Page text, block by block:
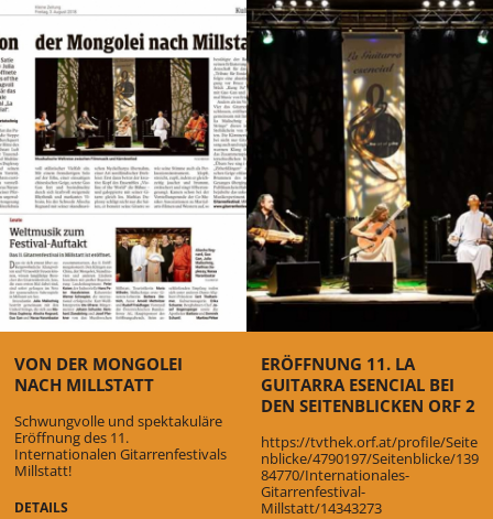
VON DER MONGOLEI
NACH MILLSTATT
Schwungvolle und spektakuläre
Eröffnung des 11.
Internationalen Gitarrenfestivals
Millstatt!
DETAILS
ERÖFFNUNG 11. LA
GUITARRA ESENCIAL BEI
DEN SEITENBLICKEN ORF 2
https://tvthek.orf.at/profile/Seite
nblicke/4790197/Seitenblicke/139
84770/Internationales-
Gitarrenfestival-
Millstatt/14343273